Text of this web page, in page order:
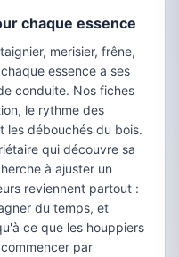
chaque essence
merisier, frêne,
essence a ses
conduite. Nos fiches
le rythme des
les débouchés du bois.
qui découvre sa
à ajuster un
reviennent partout :
du temps, et
ce que les houppiers
par